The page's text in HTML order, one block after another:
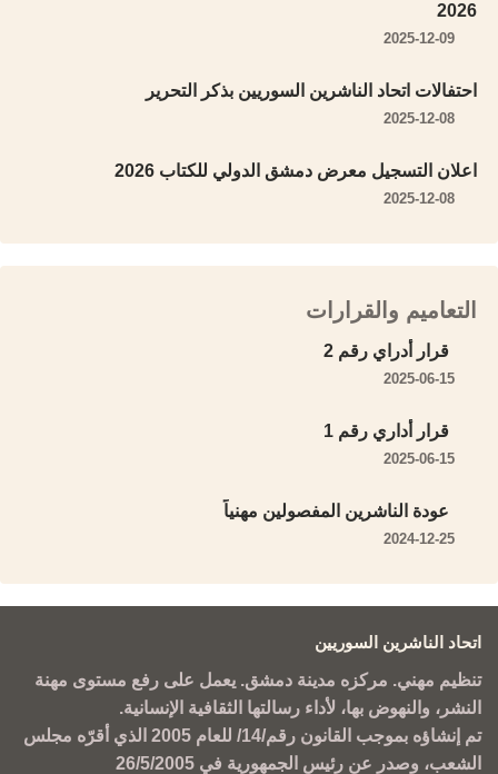
2026
2025-12-09
احتفالات اتحاد الناشرين السوريين بذكر التحرير
2025-12-08
اعلان التسجيل معرض دمشق الدولي للكتاب 2026
2025-12-08
التعاميم والقرارات
قرار أدراي رقم 2
2025-06-15
قرار أداري رقم 1
2025-06-15
عودة الناشرين المفصولين مهنياً
2024-12-25
اتحاد الناشرين السوريين
تنظيم مهني. مركزه مدينة دمشق. يعمل على رفع مستوى مهنة
النشر، والنهوض بها، لأداء رسالتها الثقافية الإنسانية.
تم إنشاؤه بموجب القانون رقم/14/ للعام 2005 الذي أقرّه مجلس
الشعب، وصدر عن رئيس الجمهورية في 26/5/2005